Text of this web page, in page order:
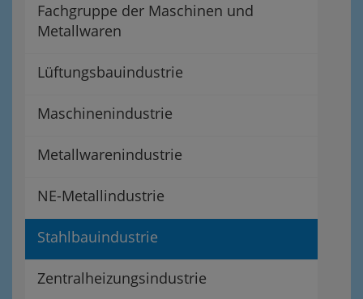
Fachgruppe der Maschinen und
Metallwaren
Lüftungsbauindustrie
Maschinenindustrie
Metallwarenindustrie
NE-Metallindustrie
Stahlbauindustrie
Zentralheizungsindustrie